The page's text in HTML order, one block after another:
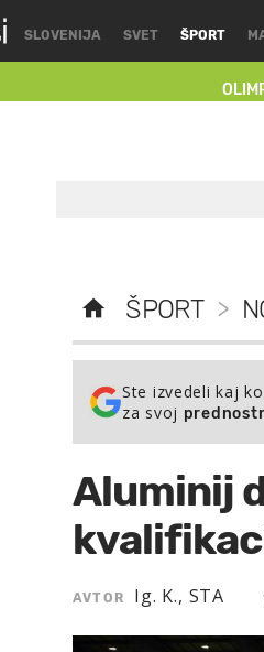
SLOVENIJA SVET ŠPORT
ŠPORT >
Ste izvedeli kaj
za svoj
Aluminij
AVTOR Ig. K., STA